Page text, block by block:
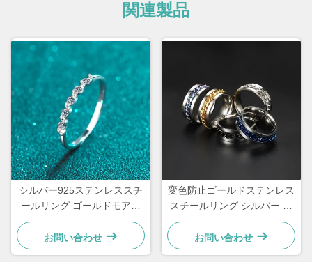
関連製品
シルバー925ステンレススチ
ールリング ゴールドモアッ
サナイトダイヤモンド レデ
ィースウェディングリング
お問い合わせ
変色防止ゴールドステンレス
スチールリング シルバー カ
スタム防水ジュエリーリング
お問い合わせ